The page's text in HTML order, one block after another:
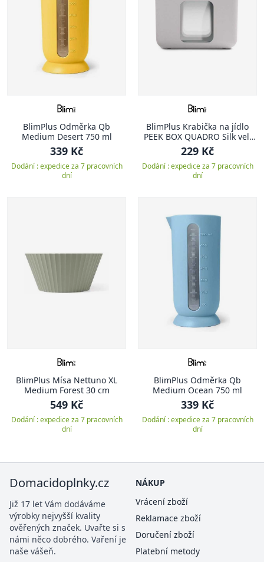
BlimPlus Odměrka Qb
Medium Desert 750 ml
339 Kč
Dodání : expedice za 7 pracovních
dní
BlimPlus Krabička na jídlo
PEEK BOX QUADRO Silk vel.
XS
229 Kč
Dodání : expedice za 7 pracovních
dní
BlimPlus Mísa Nettuno XL
Medium Forest 30 cm
549 Kč
Dodání : expedice za 7 pracovních
dní
BlimPlus Odměrka Qb
Medium Ocean 750 ml
339 Kč
Dodání : expedice za 7 pracovních
dní
Domacidoplnky.cz
Již 17 let Vám dodáváme
výrobky nejvyšší kvality
ověřených značek. Uvařte si s
námi něco dobrého. Vaření je
naše vášeň.
NÁKUP
Vrácení zboží
Reklamace zboží
Doručení zboží
Platební metody